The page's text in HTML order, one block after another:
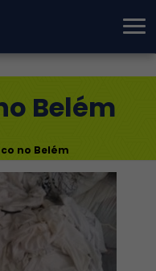
Belém
no Belém